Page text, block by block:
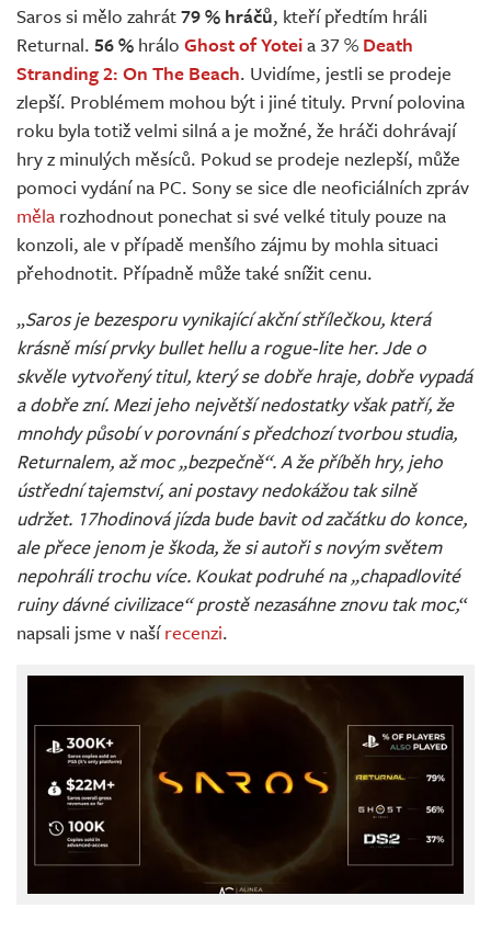
Saros si mělo zahrát79 % hráčů, kteří předtím hráli
Returnal. 56 % hrálo Ghost of Yoteia 37 % Death
Stranding 2: On The Beach. Uvidíme, jestli se prodeje
zlepší. Problémem mohou být i jiné tituly. První polovina
roku byla totiž velmi silná a je možné, že hráči dohrávají
hry z minulých měsíců. Pokud se prodeje nezlepší, může
pomoci vydání na PC. Sony se sice dle neoficiálních zpráv
měla rozhodnout ponechat si své velké tituly pouze na
konzoli, ale v případě menšího zájmu by mohla situaci
přehodnotit. Případně může také snížit cenu.
„Saros je bezesporu vynikající akční střílečkou, která
krásně mísí prvky bullet hellu a rogue-lite her. Jde o
skvěle vytvořený titul, který se dobře hraje, dobře vypadá
a dobře zní. Mezi jeho největší nedostatky však patří, že
mnohdy působí v porovnání s předchozí tvorbou studia,
Returnalem, až moc „bezpečně“. A že příběh hry, jeho
ústřední tajemství, ani postavy nedokážou tak silně
udržet. 17hodinová jízda bude bavit od začátku do konce,
ale přece jenom je škoda, že si autoři s novým světem
nepohráli trochu více. Koukat podruhé na „chapadlovité
ruiny dávné civilizace“ prostě nezasáhne znovu tak moc,“
napsali jsme v našírecenzi.